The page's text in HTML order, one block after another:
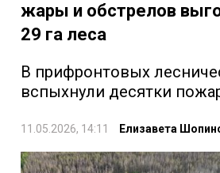
жары и обстрелов
29 га леса
В прифронтовых
вспыхнули десятки
11.05.2026, 14:11 Елизавета